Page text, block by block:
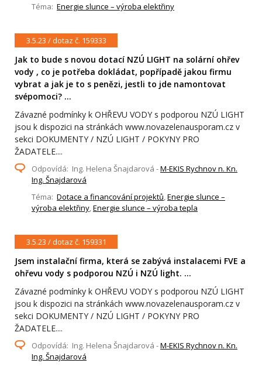
Téma: Energie slunce – výroba elektřiny
3.5.23 / dotaz č. 159333
Jak to bude s novou dotací NZÚ LIGHT na solární ohřev
vody , co je potřeba dokládat, popřípadě jakou firmu
vybrat a jak je to s penězi, jestli to jde namontovat
svépomoci? ...
Závazné podmínky k OHŘEVU VODY s podporou NZÚ LIGHT
jsou k dispozici na stránkách www.novazelenausporam.cz v
sekci DOKUMENTY / NZÚ LIGHT / POKYNY PRO
ŽADATELE....
Odpovídá: Ing. Helena Šnajdarová -M-EKIS Rychnov n. Kn.
Ing. Šnajdarová
Téma: Dotace a financování projektů,Energie slunce –
výroba elektřiny,Energie slunce – výroba tepla
3.5.23 / dotaz č. 159331
Jsem instalační firma, která se zabývá instalacemi FVE a
ohřevu vody s podporou NZÚ i NZÚ light. ...
Závazné podmínky k OHŘEVU VODY s podporou NZÚ LIGHT
jsou k dispozici na stránkách www.novazelenausporam.cz v
sekci DOKUMENTY / NZÚ LIGHT / POKYNY PRO
ŽADATELE....
Odpovídá: Ing. Helena Šnajdarová -M-EKIS Rychnov n. Kn.
Ing. Šnajdarová